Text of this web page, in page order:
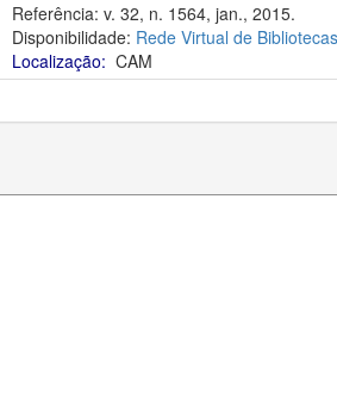
Referência: v. 32, n. 1564, jan., 2015.
Disponibilidade: Rede Virtual de Bibliotecas
Localização: CAM